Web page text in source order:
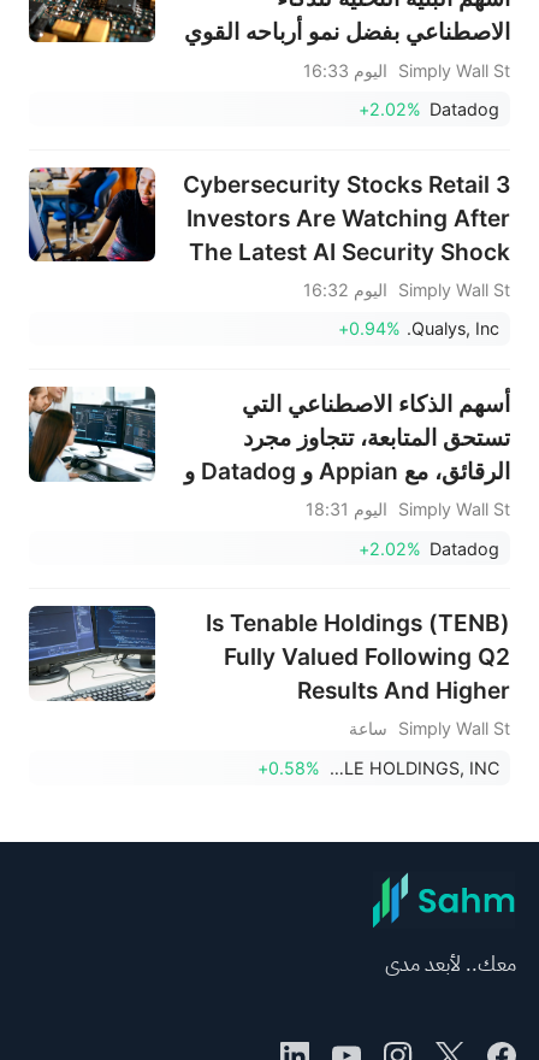
الاصطناعي بفضل نمو أرباحه القوي
Simply Wall St
اليوم 16:33
Datadog
+2.02%
3 Cybersecurity Stocks Retail
Investors Are Watching After
The Latest AI Security Shock
Simply Wall St
اليوم 16:32
Qualys, Inc.
+0.94%
أسهم الذكاء الاصطناعي التي
تستحق المتابعة، تتجاوز مجرد
الرقائق، مع Appian و Datadog و
Dynatrace
Simply Wall St
اليوم 18:31
Datadog
+2.02%
Is Tenable Holdings (TENB)
Fully Valued Following Q2
Results And Higher
Guidance?
Simply Wall St
ساعة
TENABLE HOLDINGS, INC.
+0.58%
معك.. لأبعد مدى